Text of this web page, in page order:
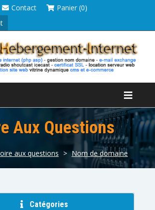
Contact
Panier (0)
Aux Questions
aux questions > Nom de domaine
Catégories